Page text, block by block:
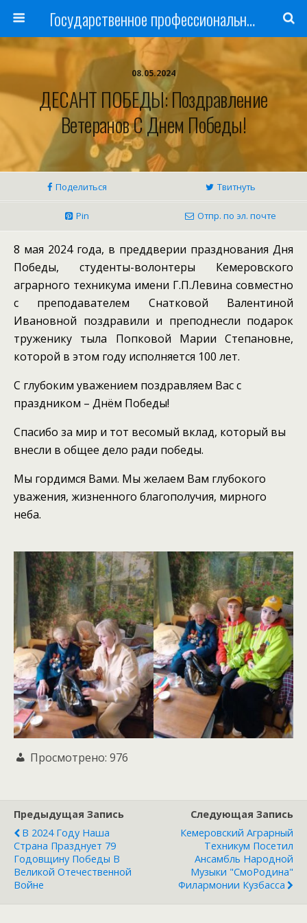
Государственное профессиональное образовательное учреждение
08.05.2024
ДЕСАНТ ПОБЕДЫ: Поздравление
Ветеранов С Днем Победы!
Поделиться Твитнуть
Pin Отпр. по эл. почте
8 мая 2024 года, в преддверии празднования Дня
Победы, студенты-волонтеры Кемеровского
аграрного техникума имени Г.П.Левина совместно
с преподавателем Снатковой Валентиной
Ивановной поздравили и преподнесли подарок
труженику тыла Попковой Марии Степановне,
которой в этом году исполняется 100 лет.
С глубоким уважением поздравляем Вас с
праздником – Днём Победы!
Спасибо за мир и тот весомый вклад, который вы
внесли в общее дело ради победы.
Мы гордимся Вами. Мы желаем Вам глубокого
уважения, жизненного благополучия, мирного
неба.
Просмотрено: 976
Предыдущая Запись
В 2024 Году Наша
Страна Празднует 79
Годовщину Победы В
Великой Отечественной
Войне
Следующая Запись
Кемеровский Аграрный
Техникум Посетил
Ансамбль Народной
Музыки "СмоРодина"
Филармонии Кузбасса